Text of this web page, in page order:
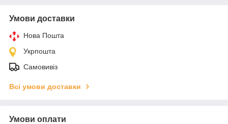
Умови доставки
Нова Пошта
Укрпошта
Самовивіз
Всі умови доставки
Умови оплати